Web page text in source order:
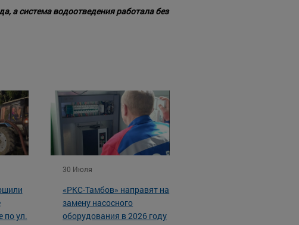
а система водоотведения работала без
по ул.
30 Июля
«РКС-Тамбов» направят на
замену насосного
оборудования в 2026 году